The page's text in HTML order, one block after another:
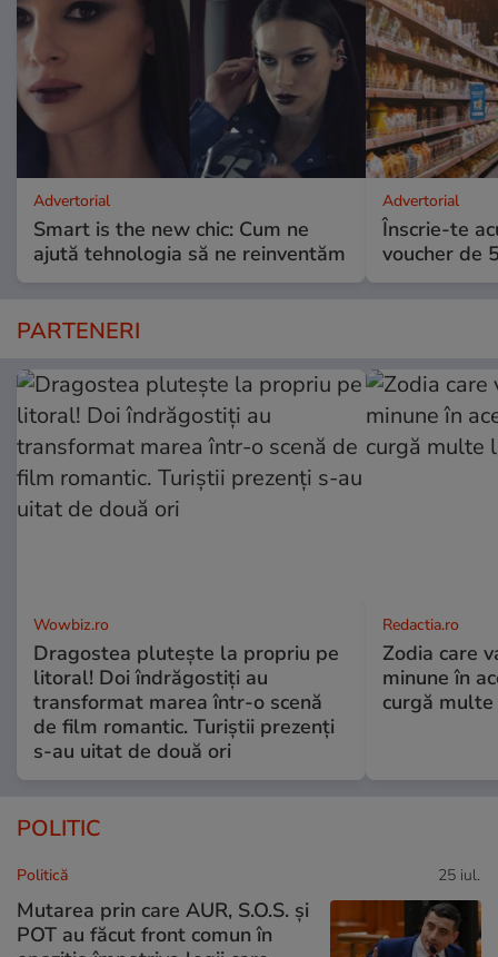
Advertorial
Smart is the new chic: Cum ne
ajută tehnologia să ne reinventăm
Advertorial
Înscrie-te
voucher de
PARTENERI
Wowbiz.ro
Dragostea plutește la propriu pe
litoral! Doi îndrăgostiți au
transformat marea într-o scenă
de film romantic. Turiștii prezenți
s-au uitat de două ori
Redactia.ro
Zodia care
minune în
curgă
POLITIC
Politică 25 iul.
Mutarea prin care AUR, S.O.S. și
POT au făcut front comun în